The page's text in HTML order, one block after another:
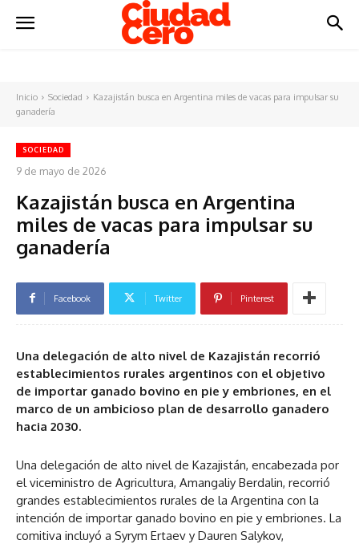
Inicio Sociedad
Kazajistán busca en Argentina miles de vacas para impulsar su
ganadería
SOCIEDAD
9 de mayo de 2026
Kazajistán busca en Argentina
miles de vacas para impulsar su
ganadería
Facebook Twitter Pinterest
Una delegación de alto nivel de Kazajistán recorrió
establecimientos rurales argentinos con el objetivo
de importar ganado bovino en pie y embriones, en el
marco de un ambicioso plan de desarrollo ganadero
hacia 2030.
Una delegación de alto nivel de Kazajistán, encabezada por
el viceministro de Agricultura, Amangaliy Berdalin, recorrió
grandes establecimientos rurales de la Argentina con la
intención de importar ganado bovino en pie y embriones. La
comitiva incluyó a Syrym Ertaev y Dauren Salykov,